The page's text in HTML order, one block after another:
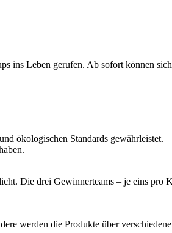
ins Leben gerufen. Ab sofort können
ökologischen Standards gewährleistet.
Die drei Gewinnerteams – je eins pro
werden die Produkte über